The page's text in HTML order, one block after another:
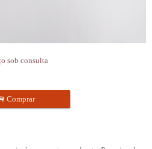
sob consulta
Comprar